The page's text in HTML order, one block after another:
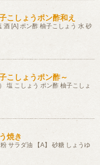
こしょうポン酢和え
酒 [A] ポン酢 柚子こしょう 水 砂
こしょうポン酢～
塩 こしょう ポン酢 柚子こしょ
焼き
サラダ油 【A】 砂糖 しょうゆ